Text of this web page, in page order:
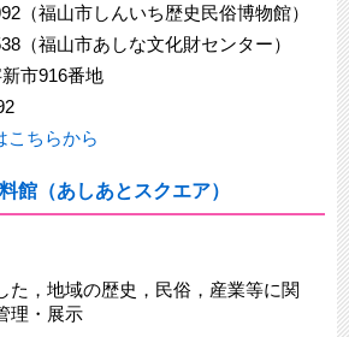
（福山市しんいち歴史民俗博物館）
（福山市あしな文化財センター）
市916番地
こちらから
館（あしあとスクエア）
た，地域の歴史，民俗，産業等に関
理・展示